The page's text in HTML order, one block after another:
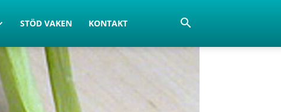
STÖD VAKEN KONTAKT